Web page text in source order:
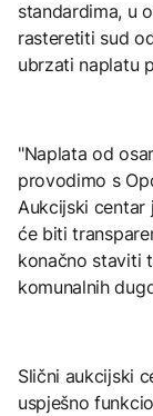
standardima, u
rasteretiti sud
ubrzati naplatu
"Naplata od
provodimo s
Aukcijski centar
će biti
konačno staviti
komunalnih
Slični aukcijski
uspješno